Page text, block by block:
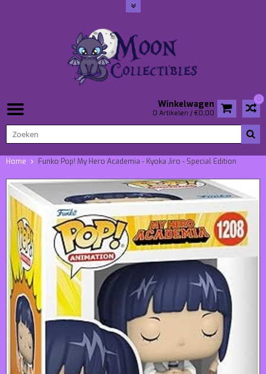
0
Winkelwagen
0 Artikelen / €0,00
Home Funko Pop! My Hero Academia - Kyoka Jiro - Special Edition